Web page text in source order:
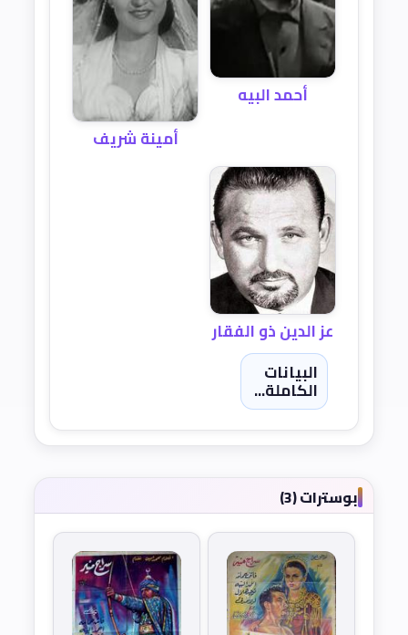
أحمد البيه
أمينة شريف
عز الدين ذو الفقار
البيانات
الكاملة...
بوسترات (3)